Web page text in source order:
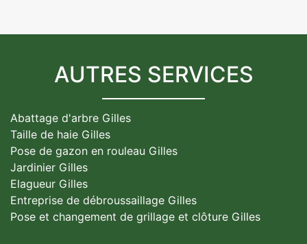
AUTRES SERVICES
Abattage d'arbre Gilles
Taille de haie Gilles
Pose de gazon en rouleau Gilles
Jardinier Gilles
Elagueur Gilles
Entreprise de débroussaillage Gilles
Pose et changement de grillage et clôture Gilles